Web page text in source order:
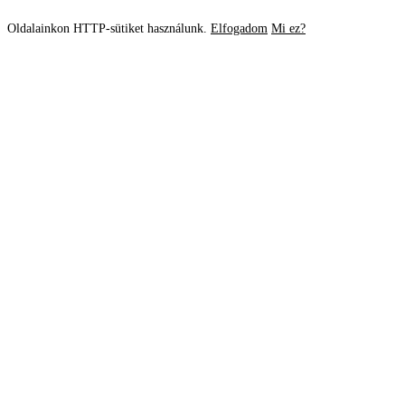
Oldalainkon HTTP-sütiket használunk. Elfogadom Mi ez?